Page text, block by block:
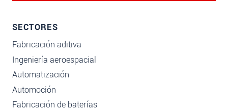
SECTORES
Fabricación aditiva
Ingeniería aeroespacial
Automatización
Automoción
Fabricación de baterías